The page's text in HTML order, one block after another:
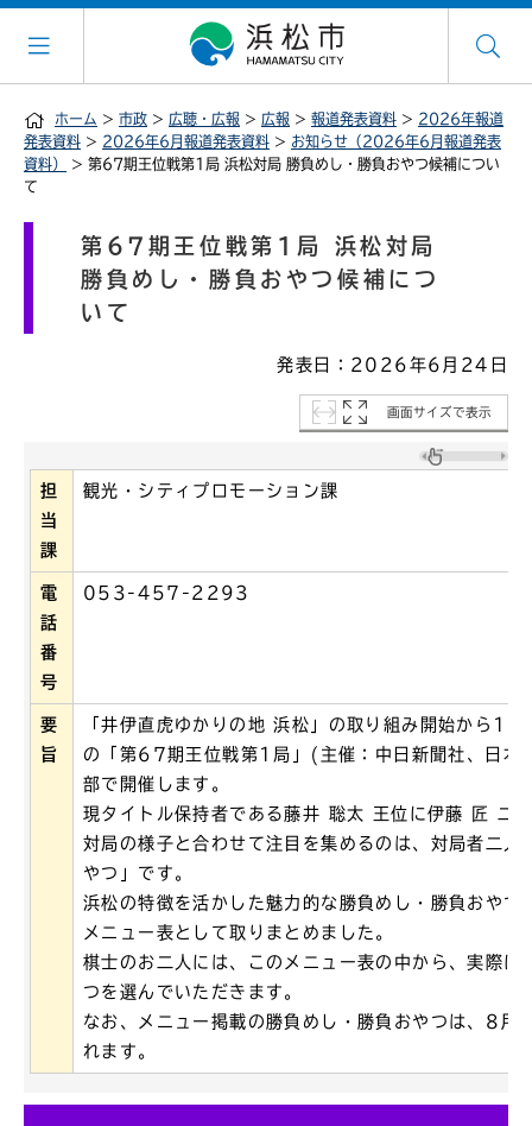
ホーム > 市政 > 広聴・広報 > 広報 > 報道発表資料 > 2026年報道
発表資料 > 2026年6月報道発表資料 > お知らせ（2026年6月報道発表
資料）
> 第67期王位戦第1局 浜松対局 勝負めし・勝負おやつ候補につい
て
第67期王位戦第1局 浜松対局
勝負めし・勝負おやつ候補につ
いて
発表日：2026年6月24日
画面サイズで表示
担
当
課
観光・シティプロモーション課
電
話
番
号
053-457-2293
要
旨
「井伊直虎ゆかりの地 浜松」の取り組み開始から10
の「第67期王位戦第1局」(主催：中日新聞社、日本
部で開催します。
現タイトル保持者である藤井 聡太 王位に伊藤 匠 二
対局の様子と合わせて注目を集めるのは、対局者二人
やつ」です。
浜松の特徴を活かした魅力的な勝負めし・勝負おやつ
メニュー表として取りまとめました。
棋士のお二人には、このメニュー表の中から、実際に
つを選んでいただきます。
なお、メニュー掲載の勝負めし・勝負おやつは、8月
れます。